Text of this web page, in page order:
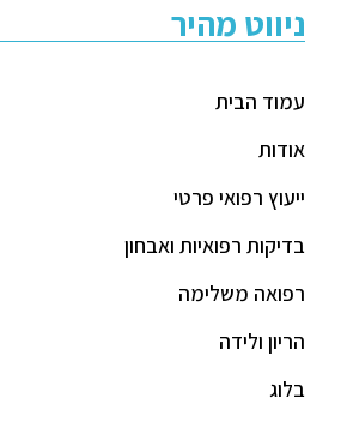
ניווט מהיר
עמוד הבית
אודות
ייעוץ רפואי פרטי
בדיקות רפואיות ואבחון
רפואה משלימה
הריון ולידה
בלוג